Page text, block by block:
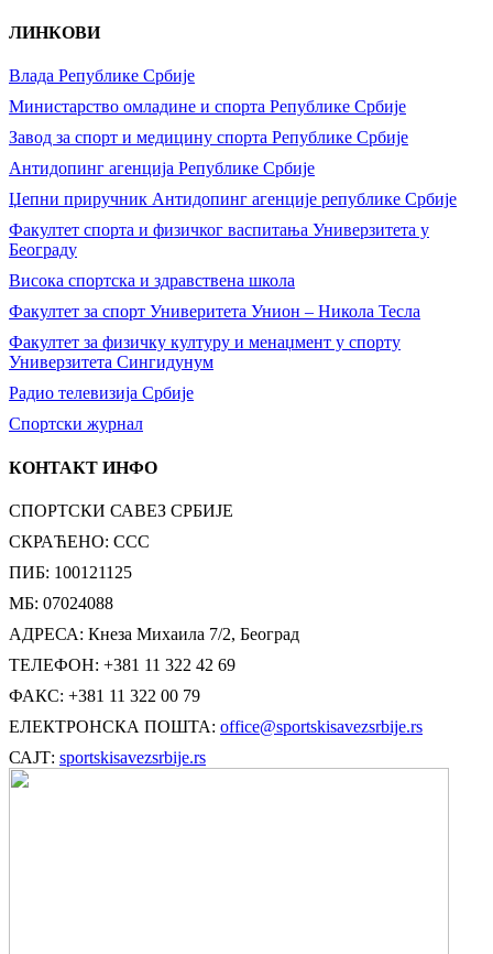
ЛИНКОВИ
Влада Републике Србије
Министарство омладине и спорта Републике Србије
Завод за спорт и медицину спорта Републике Србије
Антидопинг агенција Републике Србије
Џепни приручник Антидопинг агенције републике Србије
Факултет спорта и физичког васпитања Универзитета у
Београду
Висока спортска и здравствена школа
Факултет за спорт Универитета Унион – Никола Тесла
Факултет за физичку културу и менаџмент у спорту
Универзитета Сингидунум
Радио телевизија Србије
Спортски журнал
КОНТАКТ ИНФО
СПОРТСКИ САВЕЗ СРБИЈЕ
СКРАЋЕНО: ССС
ПИБ: 100121125
МБ: 07024088
АДРЕСА: Кнеза Михаила 7/2, Београд
ТЕЛЕФОН: +381 11 322 42 69
ФАКС: +381 11 322 00 79
ЕЛЕКТРОНСКА ПОШТА: office@sportskisavezsrbije.rs
САЈТ: sportskisavezsrbije.rs